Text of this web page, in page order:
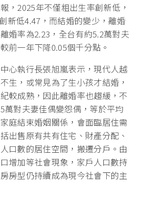
，2025年不僅粗出生率創新低，
新低4.47，而結婚的變少，離婚
婚率為2.23，全台有約5.2萬對夫
前一年下降0.05個千分點。
心執行長張旭嵐表示，現代人越
生，或常見為了生小孩才結婚，
較成熟，因此離婚率也趨緩，不
萬對夫妻佳偶變怨偶，等於平均
庭結束婚姻關係，會面臨居住需
出售原有共有住宅、財產分配、
口數的居住空間，搬遷分戶。由
增加等社會現象，家戶人口數持
房型仍持續成為現今社會下的主